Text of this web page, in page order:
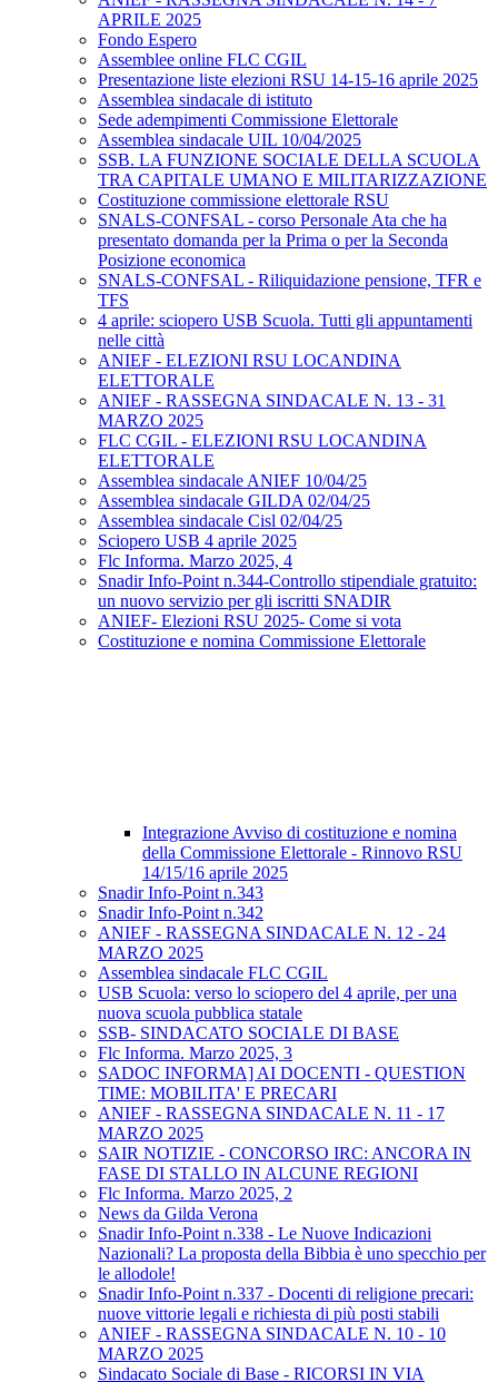
APRILE 2025
Fondo Espero
Assemblee online FLC CGIL
Presentazione liste elezioni RSU 14-15-16 aprile 2025
Assemblea sindacale di istituto
Sede adempimenti Commissione Elettorale
Assemblea sindacale UIL 10/04/2025
SSB. LA FUNZIONE SOCIALE DELLA SCUOLA
TRA CAPITALE UMANO E MILITARIZZAZIONE
Costituzione commissione elettorale RSU
SNALS-CONFSAL - corso Personale Ata che ha
presentato domanda per la Prima o per la Seconda
Posizione economica
SNALS-CONFSAL - Riliquidazione pensione, TFR e
TFS
4 aprile: sciopero USB Scuola. Tutti gli appuntamenti
nelle città
ANIEF - ELEZIONI RSU LOCANDINA
ELETTORALE
ANIEF - RASSEGNA SINDACALE N. 13 - 31
MARZO 2025
FLC CGIL - ELEZIONI RSU LOCANDINA
ELETTORALE
Assemblea sindacale ANIEF 10/04/25
Assemblea sindacale GILDA 02/04/25
Assemblea sindacale Cisl 02/04/25
Sciopero USB 4 aprile 2025
Flc Informa. Marzo 2025, 4
Snadir Info-Point n.344-Controllo stipendiale gratuito:
un nuovo servizio per gli iscritti SNADIR
ANIEF- Elezioni RSU 2025- Come si vota
Costituzione e nomina Commissione Elettorale
Integrazione Avviso di costituzione e nomina
della Commissione Elettorale - Rinnovo RSU
14/15/16 aprile 2025
Snadir Info-Point n.343
Snadir Info-Point n.342
ANIEF - RASSEGNA SINDACALE N. 12 - 24
MARZO 2025
Assemblea sindacale FLC CGIL
USB Scuola: verso lo sciopero del 4 aprile, per una
nuova scuola pubblica statale
SSB- SINDACATO SOCIALE DI BASE
Flc Informa. Marzo 2025, 3
SADOC INFORMA] AI DOCENTI - QUESTION
TIME: MOBILITA' E PRECARI
ANIEF - RASSEGNA SINDACALE N. 11 - 17
MARZO 2025
SAIR NOTIZIE - CONCORSO IRC: ANCORA IN
FASE DI STALLO IN ALCUNE REGIONI
Flc Informa. Marzo 2025, 2
News da Gilda Verona
Snadir Info-Point n.338 - Le Nuove Indicazioni
Nazionali? La proposta della Bibbia è uno specchio per
le allodole!
Snadir Info-Point n.337 - Docenti di religione precari:
nuove vittorie legali e richiesta di più posti stabili
ANIEF - RASSEGNA SINDACALE N. 10 - 10
MARZO 2025
Sindacato Sociale di Base - RICORSI IN VIA